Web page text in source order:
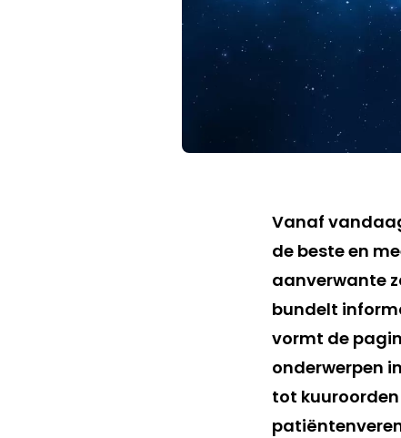
Vanaf
de beste en
aanverwante
bundelt
vormt de
onderwerpen
tot